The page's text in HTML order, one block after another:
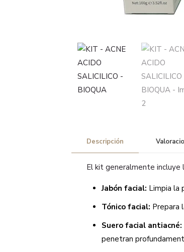
Descripción
El kit generalmente incluye
Jabón facial: Limpia la
Tónico facial: Prepara
Suero facial antiacné:
penetran